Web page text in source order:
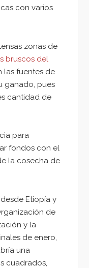
con varios
zonas de
bruscos del
las fuentes de
ganado, pues
cantidad de
para
fondos con el
la cosecha de
Etiopía y
de
y la
de enero,
una
cuadrados,